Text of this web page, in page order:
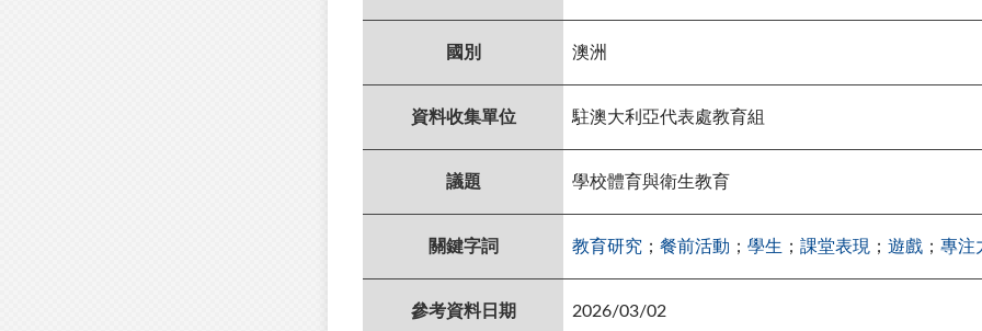
國別 澳洲
資料收集單位 駐澳大利亞代表處教育組
議題 學校體育與衛生教育
關鍵字詞 教育研究 ； 餐前活動 ； 學生 ； 課堂表現 ； 遊戲 ； 專注
參考資料日期 2026/03/02